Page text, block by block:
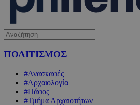
ΠΟΛΙΤΙΣΜΟΣ
#Ανασκαφές
#Αρχαιολογία
#Πάφος
#Τμήμα Αρχαιοτήτων